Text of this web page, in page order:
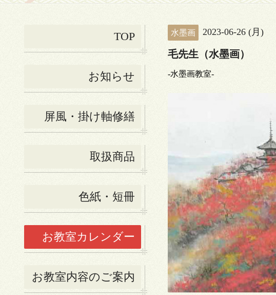
TOP
お知らせ
屏風・掛け軸修繕
取扱商品
色紙・短冊
お教室カレンダー
お教室内容のご案内
水墨画 2023-06-26 (月)
毛先生（水墨画）
-水墨画教室-